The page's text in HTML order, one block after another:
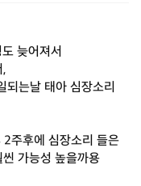
늦어져서
,
는날 태아 심장소리
주후에 심장소리 들은
가능성 높을까용